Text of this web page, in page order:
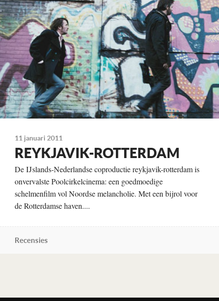
11 januari 2011
REYKJAVIK-ROTTERDAM
De IJslands-Nederlandse coproductie reykjavik-rotterdam is
onvervalste Poolcirkelcinema: een goedmoedige
schelmenfilm vol Noordse melancholie. Met een bijrol voor
de Rotterdamse haven....
Recensies